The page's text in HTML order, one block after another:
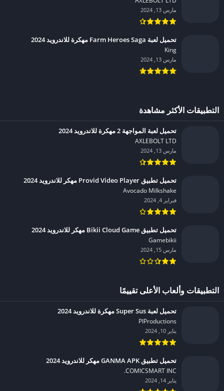
مارس 13, 2024
تحميل لعبة Farm Heroes Saga مهكرة للاندرويد 2024
King‏
مارس 13, 2024
التطبيقات الأكثر مشاهدة
تحميل لعبة المواجهة 2 مهكرة للاندرويد 2024
AXLEBOLT LTD‏
مارس 13, 2024
تحميل تطبيق Provid Video Player مهكر للاندرويد 2024
Avocado Milkshake‏
فبراير 4, 2024
تحميل تطبيق Bikii Cloud Game مهكر للاندرويد 2024
Gamebikii‏
مارس 15, 2024
التطبيقات وألعاب الأعلى تقييمًا
تحميل لعبة Super Sus مهكرة للاندرويد 2024
PIProductions‏
يناير 10, 2024
تحميل تطبيق GANMA APK مهكر للاندرويد 2024
COMICSMART INC.‏
يناير 14, 2024